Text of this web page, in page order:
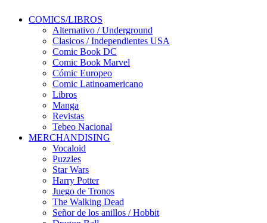
COMICS/LIBROS
Alternativo / Underground
Clasicos / Independientes USA
Comic Book DC
Comic Book Marvel
Cómic Europeo
Comic Latinoamericano
Libros
Manga
Revistas
Tebeo Nacional
MERCHANDISING
Vocaloid
Puzzles
Star Wars
Harry Potter
Juego de Tronos
The Walking Dead
Señor de los anillos / Hobbit